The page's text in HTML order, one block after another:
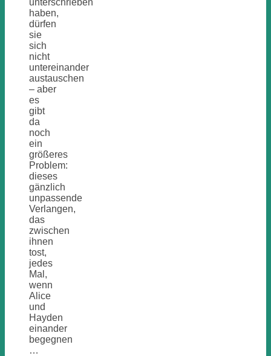
haben,
dürfen
sie
sich
nicht
untereinander
austauschen
– aber
es
gibt
da
noch
ein
größeres
Problem:
dieses
gänzlich
unpassende
Verlangen,
das
zwischen
ihnen
tost,
jedes
Mal,
wenn
Alice
und
Hayden
einander
begegnen
…